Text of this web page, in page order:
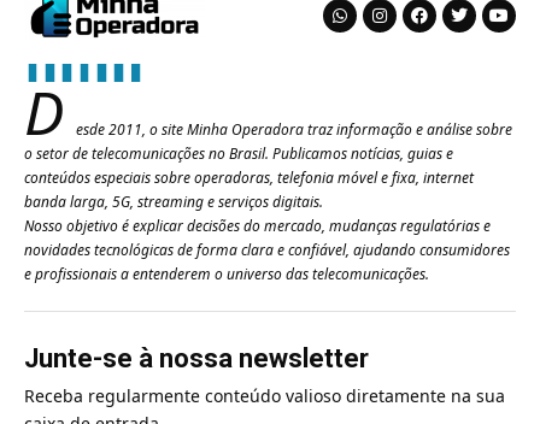
D
esde 2011, o site Minha Operadora traz informação e análise sobre
o setor de telecomunicações no Brasil. Publicamos notícias, guias e
conteúdos especiais sobre operadoras, telefonia móvel e fixa, internet
banda larga, 5G, streaming e serviços digitais.
Nosso objetivo é explicar decisões do mercado, mudanças regulatórias e
novidades tecnológicas de forma clara e confiável, ajudando consumidores
e profissionais a entenderem o universo das telecomunicações.
Junte-se à nossa newsletter
Receba regularmente conteúdo valioso diretamente na sua